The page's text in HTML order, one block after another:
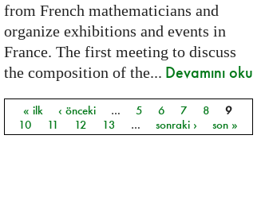
from French mathematicians and
organize exhibitions and events in
France. The first meeting to discuss
the composition of the... Devamını oku
Sayfalar
« ilk ‹ önceki … 5 6 7 8
9
10
11 12 13 … sonraki › son »